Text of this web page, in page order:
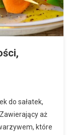
do sałatek,
aż
które